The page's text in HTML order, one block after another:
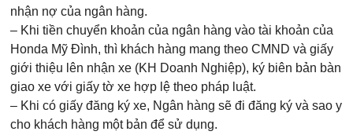
nhận nợ của ngân hàng.
– Khi tiền chuyển khoản của ngân hàng vào tài khoản của
Honda Mỹ Đình, thì khách hàng mang theo CMND và giấy
giới thiệu lên nhận xe (KH Doanh Nghiệp), ký biên bản bàn
giao xe với giấy tờ xe hợp lệ theo pháp luật.
– Khi có giấy đăng ký xe, Ngân hàng sẽ đi đăng ký và sao y
cho khách hàng một bản để sử dụng.